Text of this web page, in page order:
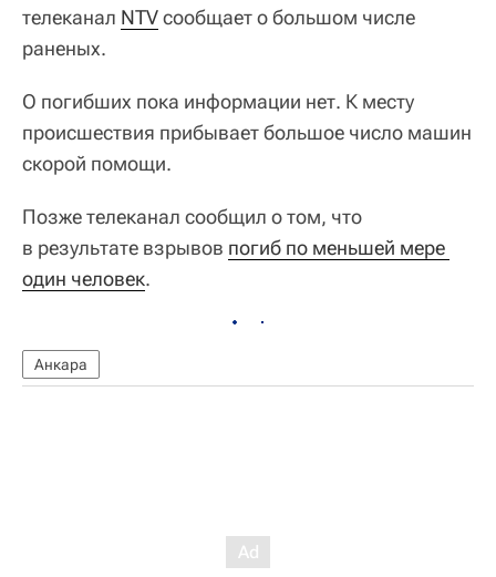
телеканал NTVсообщает о большом числе
раненых.
О погибших пока информации нет. К месту
происшествия прибывает большое число машин
скорой помощи.
Позже телеканал сообщил о том, что
в результате взрывов погиб по меньшей мере
один человек.
Анкара